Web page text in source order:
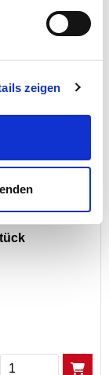
zeigen
Markt
Menge